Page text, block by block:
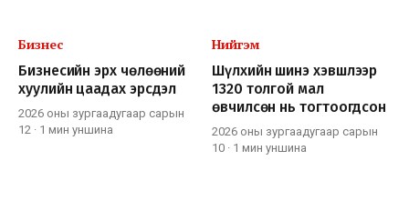
Бизнес
Бизнесийн эрх чөлөөний
хуулийн цаадах эрсдэл
2026 оны зургаадугаар сарын
12 · 1 мин уншина
Нийгэм
Шүлхийн шинэ хэвшлээр
1320 толгой мал
өвчилсөн нь тогтоогдсон
2026 оны зургаадугаар сарын
10 · 1 мин уншина